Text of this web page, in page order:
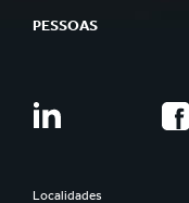
PESSOAS
Localidades